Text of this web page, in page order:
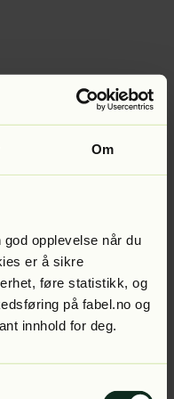
Om
opplevelse når du
er å sikre
føre statistikk, og
på fabel.no og
innhold for deg.